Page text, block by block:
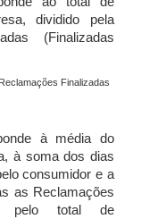
dividido pela
(Finalizadas
Finalizadas
à média do
à soma dos dias
consumidor e a
as Reclamações
pelo total de